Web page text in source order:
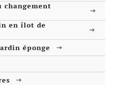
changement
en îlot de
éponge